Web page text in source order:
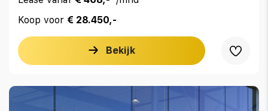
Koop voor € 28.450,-
Bekijk